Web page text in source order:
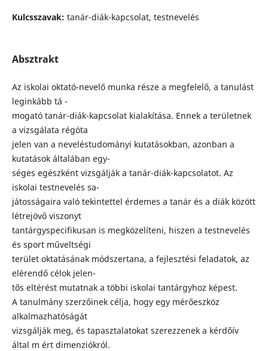
Kulcsszavak: tanár-diák-kapcsolat, testnevelés
Absztrakt
Az iskolai oktató-nevelő munka része a megfelelő, a tanulást
leginkább tá -
mogató tanár-diák-kapcsolat kialakítása. Ennek a területnek
a vizsgálata régóta
jelen van a neveléstudományi kutatásokban, azonban a
kutatások általában egy-
séges egészként vizsgálják a tanár-diák-kapcsolatot. Az
iskolai testnevelés sa-
játosságaira való tekintettel érdemes a tanár és a diák között
létrejövő viszonyt
tantárgyspecifikusan is megközelíteni, hiszen a testnevelés
és sport műveltségi
terület oktatásának módszertana, a fejlesztési feladatok, az
elérendő célok jelen-
tős eltérést mutatnak a többi iskolai tantárgyhoz képest.
A tanulmány szerzőinek célja, hogy egy mérőeszköz
alkalmazhatóságát
vizsgálják meg, és tapasztalatokat szerezzenek a kérdőív
által m ért dimenziókról.